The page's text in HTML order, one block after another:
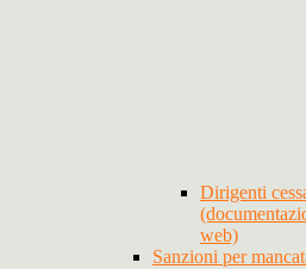
Dirigenti
web)
Sanzioni per